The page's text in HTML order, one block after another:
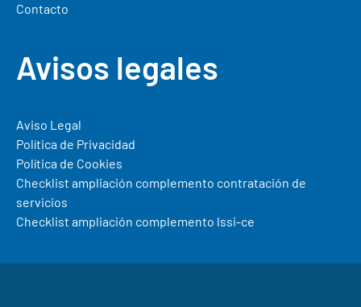
Contacto
Avisos legales
Aviso Legal
Política de Privacidad
Política de Cookies
Checklist ampliación complemento contratación de
servicios
Checklist ampliación complemento lssi-ce